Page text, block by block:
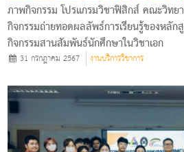
ภาพกิจกรรม โปรแกรมวิชาฟิสิกส์ คณะวิทย
กิจกรรมถ่ายทอดผลลัพธ์การเรียนรู้ของหลัก
กิจกรรมสานสัมพันธ์นักศึกษาในวิชาเอก
31 กรกฎาคม 2567 งานบริการวิชาการ